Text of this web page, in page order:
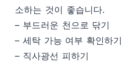
소하는 것이 좋습니다.
– 부드러운 천으로 닦기
– 세탁 가능 여부 확인하기
– 직사광선 피하기